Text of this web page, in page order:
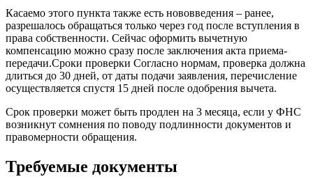
Касаемо этого пункта также есть нововведения – ранее,
разрешалось обращаться только через год после вступления в
права собственности. Сейчас оформить вычетную
компенсацию можно сразу после заключения акта приема-
передачи.Сроки проверки Согласно нормам, проверка должна
длиться до 30 дней, от даты подачи заявления, перечисление
осуществляется спустя 15 дней после одобрения вычета.
Срок проверки может быть продлен на 3 месяца, если у ФНС
возникнут сомнения по поводу подлинности документов и
правомерности обращения.
Требуемые документы